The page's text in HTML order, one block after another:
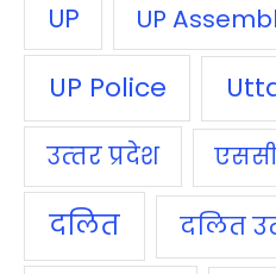
UP UP
UP Police
उत्‍तर प्रदेश
दलित दलित